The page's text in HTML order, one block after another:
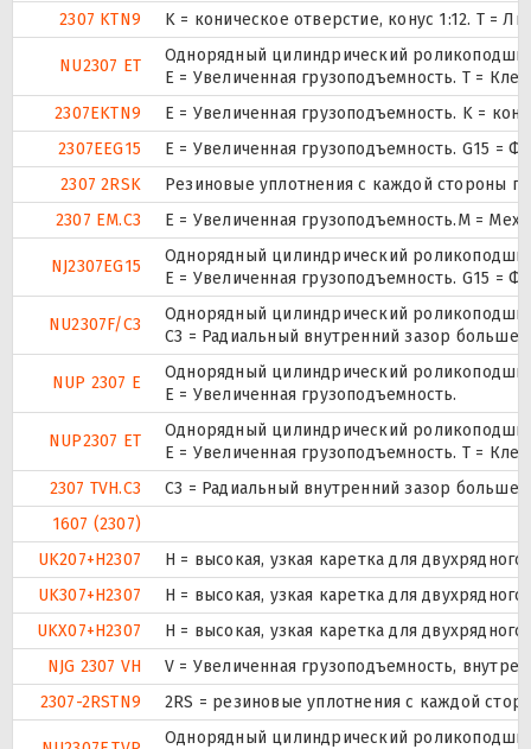
2307 KTN9 K = коническое отверстие, конус 1:12. T =
NU2307 ET
Однорядный цилиндрический
E = Увеличенная грузоподъемность. T =
2307EKTN9
E = Увеличенная грузоподъемность. K =
2307EEG15
E = Увеличенная грузоподъемность. G15 =
2307 2RSK
Резиновые уплотнения с каждой стороны
2307 EM.C3
E = Увеличенная грузоподъемность.M =
NJ2307EG15
Однорядный цилиндрический
E = Увеличенная грузоподъемность. G15 =
NU2307F/C3
Однорядный цилиндрический
C3 = Радиальный внутренний зазор больше
NUP 2307 E
Однорядный цилиндрический
Е = Увеличенная грузоподъемность.
NUP2307 ET
Однорядный цилиндрический
E = Увеличенная грузоподъемность. T =
2307 TVH.C3
C3 = Радиальный внутренний зазор больше
1607 (2307)
UK207+H2307
H = высокая, узкая каретка для
UK307+H2307
H = высокая, узкая каретка для
UKX07+H2307
H = высокая, узкая каретка для
NJG 2307 VH
V = Увеличенная грузоподъемность,
2307-2RSTN9
2RS = резиновые уплотнения с каждой
Однорядный цилиндрический